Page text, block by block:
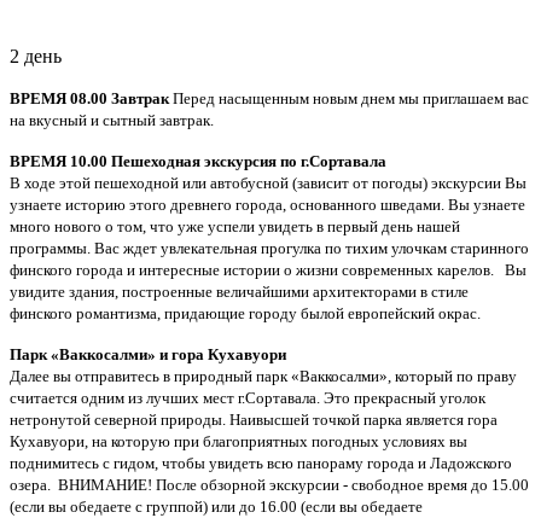
2 день
ВРЕМЯ 08.00 ЗавтракПеред насыщенным новым днем мы приглашаем вас
на вкусный и сытный завтрак.
ВРЕМЯ 10.00 Пешеходная экскурсия по г.Сортавала
В ходе этой пешеходной или автобусной (зависит от погоды) экскурсии Вы
узнаете историю этого древнего города, основанного шведами. Вы узнаете
много нового о том, что уже успели увидеть в первый день нашей
программы. Вас ждет увлекательная прогулка по тихим улочкам старинного
финского города и интересные истории о жизни современных карелов. Вы
увидите здания, построенные величайшими архитекторами в стиле
финского романтизма, придающие городу былой европейский окрас.
Парк «Ваккосалми» и гора Кухавуори
Далее вы отправитесь в природный парк «Ваккосалми», который по праву
считается одним из лучших мест г.Сортавала. Это прекрасный уголок
нетронутой северной природы. Наивысшей точкой парка является гора
Кухавуори, на которую при благоприятных погодных условиях вы
поднимитесь с гидом, чтобы увидеть всю панораму города и Ладожского
озера. ВНИМАНИЕ! После обзорной экскурсии - свободное время до 15.00
(если вы обедаете с группой) или до 16.00 (если вы обедаете